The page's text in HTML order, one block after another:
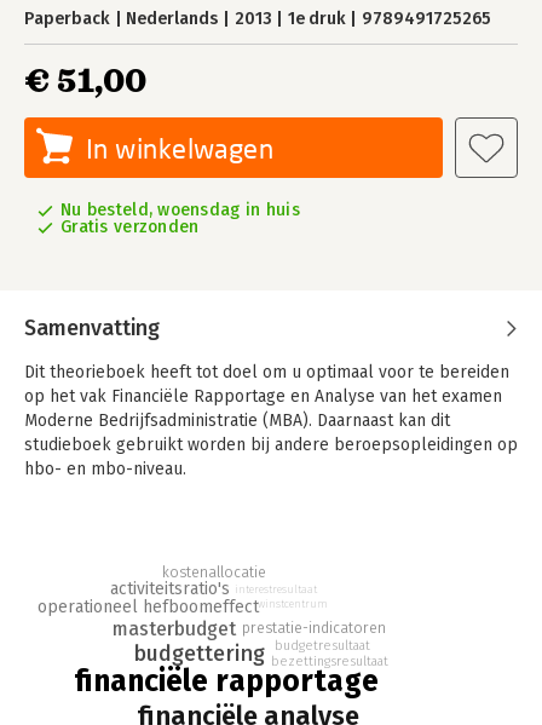
Paperback Nederlands 2013 1e druk 9789491725265
€ 51,00
In winkelwagen
Nu besteld, woensdag in huis
Gratis verzonden
Samenvatting
Dit theorieboek heeft tot doel om u optimaal voor te bereiden
op het vak Financiële Rapportage en Analyse van het examen
Moderne Bedrijfsadministratie (MBA). Daarnaast kan dit
studieboek gebruikt worden bij andere beroepsopleidingen op
hbo- en mbo-niveau.
Deel II staat in het teken van de interne verslaglegging en
interne analyse gedurende de verslagperiode.
In deel III worden de externe verslaglegging en analyse
behandeld. Hierbij worden de balans, de winst-en-
verliesrekening en het kasstroomoverzicht opgesteld, vinden
financiële rapportage
financiële analyse
budgettering
masterbudget
operationeel hefboomeffect
activiteitsratio's
kostenallocatie
prestatie-indicatoren
budgetresultaat
bezettingsresultaat
interestresultaat
winstcentrum